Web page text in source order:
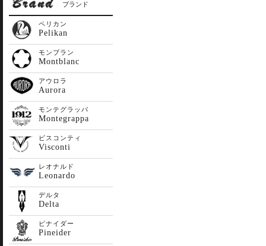
ブランド
ペリカン
Pelikan
モンブラン
Montblanc
アウロラ
Aurora
モンテグラッパ
Montegrappa
ビスコンティ
Visconti
レオナルド
Leonardo
デルタ
Delta
ピナイダー
Pineider